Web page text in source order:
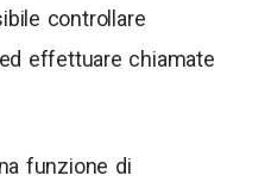
controllare
effettuare chiamate
funzione di